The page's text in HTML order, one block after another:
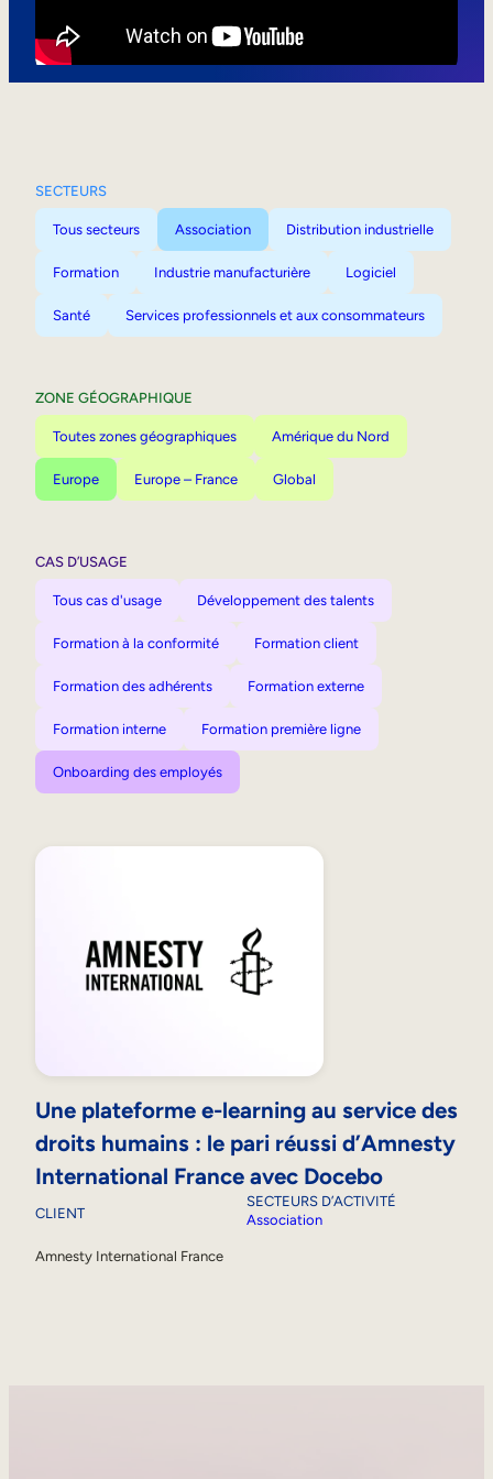
SECTEURS
Tous secteurs Association Distribution industrielle
Formation Industrie manufacturière Logiciel
Santé Services professionnels et aux consommateurs
ZONE GÉOGRAPHIQUE
Toutes zones géographiques Amérique du Nord
Europe Europe – France Global
CAS D’USAGE
Tous cas d'usage Développement des talents
Formation à la conformité Formation client
Formation des adhérents Formation externe
Formation interne Formation première ligne
Onboarding des employés
Une plateforme e-learning au service des
droits humains : le pari réussi d’Amnesty
International France avec Docebo
CLIENT
Amnesty International France
SECTEURS D’ACTIVITÉ
Association